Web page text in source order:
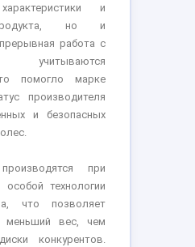
и
но и
работа с
учитываются
помогло марке
производителя
и безопасных
при
особой технологии
что позволяет
меньший вес, чем
конкурентов.